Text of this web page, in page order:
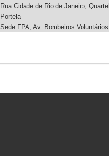
Rua Cidade de Rio de Janeiro,
Portela
Sede FPA, Av. Bombeiros